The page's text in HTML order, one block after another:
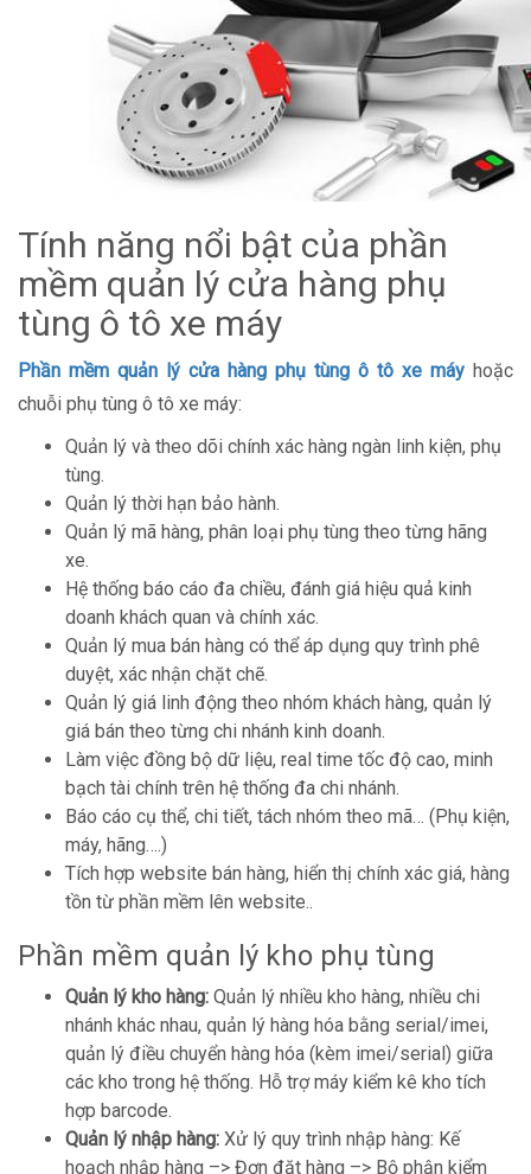
Tính năng nổi bật của phần
mềm quản lý cửa hàng phụ
tùng ô tô xe máy
Phần mềm quản lý cửa hàng phụ tùng ô tô xe máy hoặc
chuỗi phụ tùng ô tô xe máy:
Quản lý và theo dõi chính xác hàng ngàn linh kiện, phụ
tùng.
Quản lý thời hạn bảo hành.
Quản lý mã hàng, phân loại phụ tùng theo từng hãng
xe.
Hệ thống báo cáo đa chiều, đánh giá hiệu quả kinh
doanh khách quan và chính xác.
Quản lý mua bán hàng có thể áp dụng quy trình phê
duyệt, xác nhận chặt chẽ.
Quản lý giá linh động theo nhóm khách hàng, quản lý
giá bán theo từng chi nhánh kinh doanh.
Làm việc đồng bộ dữ liệu, real time tốc độ cao, minh
bạch tài chính trên hệ thống đa chi nhánh.
Báo cáo cụ thể, chi tiết, tách nhóm theo mã… (Phụ kiện,
máy, hãng….)
Tích hợp website bán hàng, hiển thị chính xác giá, hàng
tồn từ phần mềm lên website..
Phần mềm quản lý kho phụ tùng
Quản lý kho hàng: Quản lý nhiều kho hàng, nhiều chi
nhánh khác nhau, quản lý hàng hóa bằng serial/imei,
quản lý điều chuyển hàng hóa (kèm imei/serial) giữa
các kho trong hệ thống. Hỗ trợ máy kiểm kê kho tích
hợp barcode.
Quản lý nhập hàng: Xử lý quy trình nhập hàng: Kế
hoạch nhập hàng –> Đơn đặt hàng –> Bộ phận kiểm